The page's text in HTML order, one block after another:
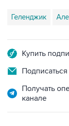
Геленджик
Купить
Получать
канале